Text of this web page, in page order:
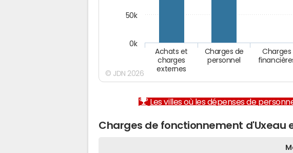
Achats et
charges
externes
Charges de
personnel
Charges
0k
50k
© JDN 2026
Les villes où les dépenses de
Charges de fonctionnement d'Uxeau